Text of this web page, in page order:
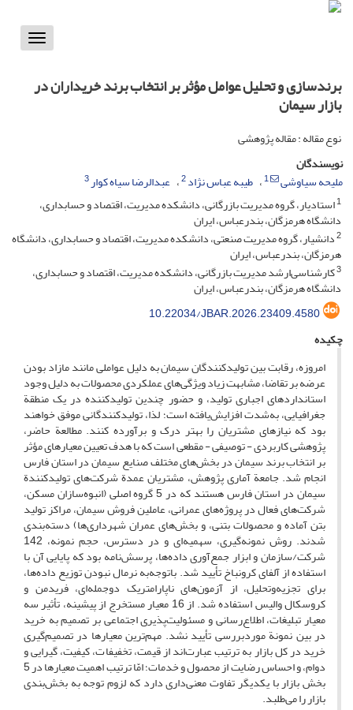
Toggle
برندسازی و تحلیل عوامل مؤثر بر انتخاب برند خریداران در
بازار سیمان
نوع مقاله : مقاله پژوهشی
نویسندگان
ملیحه سیاوشی
1 طیبه عباس نژاد2 عبدالرضا سیاه کوار3
1استادیار، گروه مدیریت بازرگانی، دانشکده مدیریت، اقتصاد و حسابداری،
دانشگاه هرمزگان، بندرعباس، ایران
2دانشیار، گروه مدیریت صنعتی، دانشکده مدیریت، اقتصاد و حسابداری، دانشگاه
هرمزگان، بندرعباس، ایران
3کارشناسی‌ارشد مدیریت بازرگانی، دانشکده مدیریت، اقتصاد و حسابداری،
دانشگاه هرمزگان، بندرعباس، ایران
10.22034/JBAR.2026.23409.4580
چکیده
امروزه، رقابت بین تولیدکنندگان سیمان به دلیل عواملی مانند مازاد بودن
عرضه بر تقاضا، مشابهت زیاد ویژگی‌های عملکردی محصولات به دلیل وجود
استانداردهای اجباری تولید، و حضور چندین تولیدکننده در یک منطقة
جغرافیایی، به‌شدت افزایش‌یافته است؛ لذا، تولیدکنندگانی موفق خواهند
بود که نیازهای مشتریان را بهتر درک و برآورده کنند. مطالعة حاضر،
پژوهشی کاربردی - توصیفی - مقطعی است که با هدف تعیین معیارهای مؤثر
بر انتخاب برند سیمان در بخش‌های مختلف صنایع سیمان در استان فارس
انجام شد. جامعة آماری پژوهش، مشتریان عمدة شرکت‌های تولیدکنندة
سیمان در استان فارس هستند که در 5 گروه اصلی (انبوه‌سازان مسکن،
شرکت‌های فعال در پروژه‌های عمرانی، عاملین فروش سیمان، مراکز تولید
بتن آماده و محصولات بتنی، و بخش‌های عمران شهرداری‌ها) دسته‌بندی
شدند. روش نمونه‌گیری، سهمیه‌ای و در دسترس، حجم نمونه، 142
شرکت/سازمان و ابزار جمع‌آوری داده‌ها، پرسش‌نامه بود که پایایی آن با
استفاده از آلفای کرونباخ تأیید شد. با‌توجه‌به نرمال نبودن توزیع داده‌ها،
برای تجزیه‌وتحلیل، از آزمون‌های ناپارامتریک دوجمله‌ای، فریدمن و
کروسکال والیس استفاده شد. از 16 معیار مستخرج از پیشینه، تأثیر سه
معیار تبلیغات، اطلاع‌رسانی و مسئولیت‌پذیری اجتماعی بر تصمیم به خرید
در بین نمونة موردبررسی تأیید نشد. مهم‌ترین معیارها در تصمیم‌گیری
خرید در کل بازار به ترتیب عبارت‌اند از قیمت، تخفیفات، کیفیت، گیرایی و
دوام، و احساس رضایت از محصول و خدمات؛ امّا ترتیب اهمیت معیارها در 5
بخش بازار با یکدیگر تفاوت معنی‌داری دارد که لزوم توجه به بخش‌بندی
بازار را می‌طلبد.